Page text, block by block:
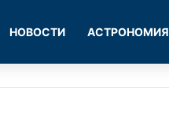
НОВОСТИ АСТРОНОМИЯ